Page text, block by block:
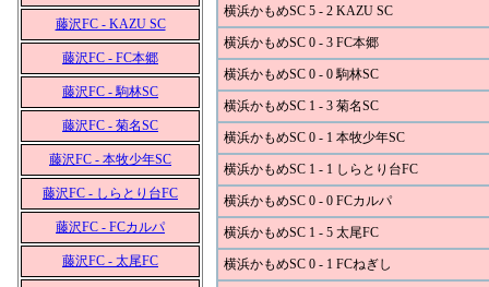
藤沢FC - KAZU SC
藤沢FC - FC本郷
藤沢FC - 駒林SC
藤沢FC - 菊名SC
藤沢FC - 本牧少年SC
藤沢FC - しらとり台FC
藤沢FC - FCカルパ
藤沢FC - 太尾FC
横浜かもめSC 5 - 2 KAZU SC
横浜かもめSC 0 - 3 FC本郷
横浜かもめSC 0 - 0 駒林SC
横浜かもめSC 1 - 3 菊名SC
横浜かもめSC 0 - 1 本牧少年SC
横浜かもめSC 1 - 1 しらとり台FC
横浜かもめSC 0 - 0 FCカルパ
横浜かもめSC 1 - 5 太尾FC
横浜かもめSC 0 - 1 FCねぎし